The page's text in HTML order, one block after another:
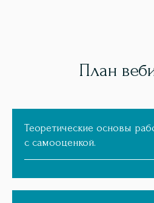
План
Теоретические основы
с самооценкой.